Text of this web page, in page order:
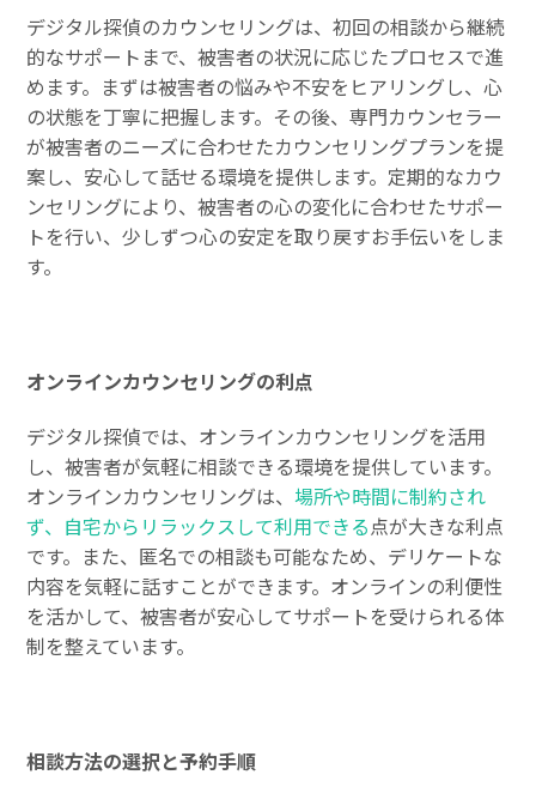
デジタル探偵のカウンセリングは、初回の相談から継続
的なサポートまで、被害者の状況に応じたプロセスで進
めます。まずは被害者の悩みや不安をヒアリングし、心
の状態を丁寧に把握します。その後、専門カウンセラー
が被害者のニーズに合わせたカウンセリングプランを提
案し、安心して話せる環境を提供します。定期的なカウ
ンセリングにより、被害者の心の変化に合わせたサポー
トを行い、少しずつ心の安定を取り戻すお手伝いをしま
す。
オンラインカウンセリングの利点
デジタル探偵では、オンラインカウンセリングを活用
し、被害者が気軽に相談できる環境を提供しています。
オンラインカウンセリングは、場所や時間に制約され
ず、自宅からリラックスして利用できる点が大きな利点
です。また、匿名での相談も可能なため、デリケートな
内容を気軽に話すことができます。オンラインの利便性
を活かして、被害者が安心してサポートを受けられる体
制を整えています。
相談方法の選択と予約手順